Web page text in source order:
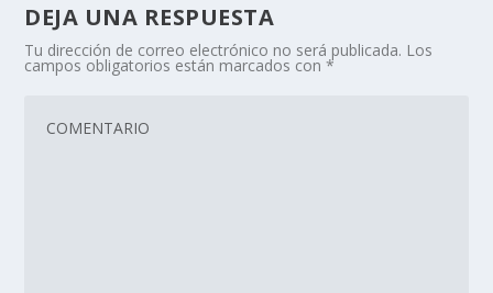
DEJA UNA RESPUESTA
Tu dirección de correo electrónico no será publicada. Los
campos obligatorios están marcados con*